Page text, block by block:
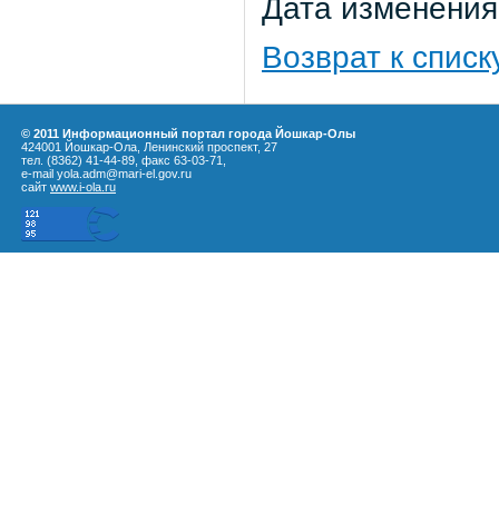
Дата
Возврат к
© 2011 Информационный портал города Йошкар-Олы
424001 Йошкар-Ола, Ленинский проспект, 27
тел. (8362) 41-44-89, факс 63-03-71,
e-mail yola.adm@mari-el.gov.ru
сайт www.i-ola.ru